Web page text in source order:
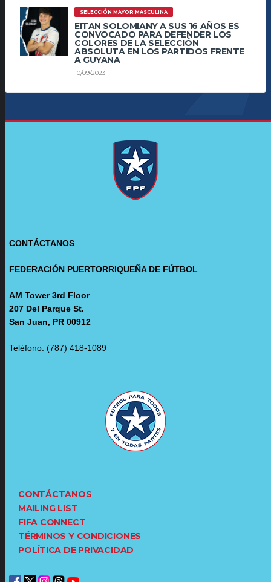
SELECCIÓN MAYOR MASCULINA
EITAN SOLOMIANY A SUS 16 AÑOS ES
CONVOCADO PARA DEFENDER LOS
COLORES DE LA SELECCIÓN
ABSOLUTA EN LOS PARTIDOS FRENTE
A GUYANA
10/09/2023
CONTÁCTANOS
FEDERACIÓN PUERTORRIQUEÑA DE FÚTBOL
AM Tower 3rd Floor
207 Del Parque St.
San Juan, PR 00912
Teléfono: (787) 418-1089
CONTÁCTANOS
MAILING LIST
FIFA CONNECT
TÉRMINOS Y CONDICIONES
POLÍTICA DE PRIVACIDAD